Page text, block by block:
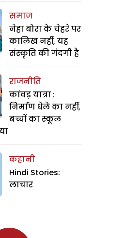
समाज
नेहा बोरा के चेहरे पर
कालिख नहीं, यह
संस्कृति की गंदगी है
राजनीति
कांवड़ यात्रा :
निर्माण धेले का नहीं,
बच्चों का स्कूल
कहानी
Hindi Stories:
लाचार